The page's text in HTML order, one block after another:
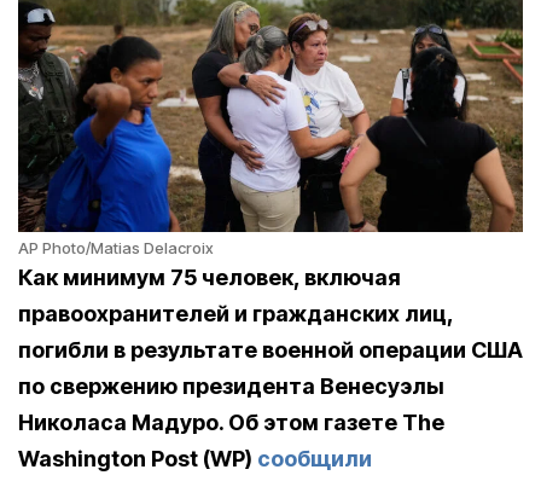
AP Photo/Matias Delacroix
Как минимум 75 человек, включая
правоохранителей и гражданских лиц,
погибли в результате военной операции США
по свержению президента Венесуэлы
Николаса Мадуро. Об этом газете The
Washington Post (WP) сообщили